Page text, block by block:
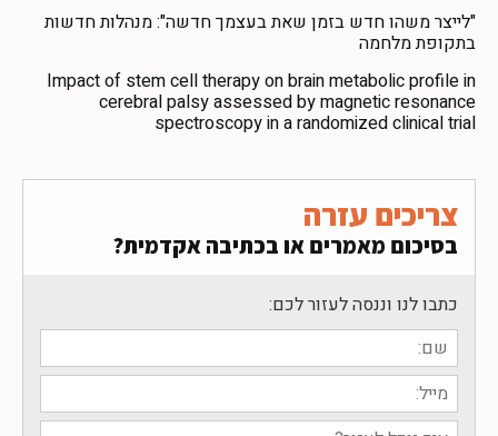
"לייצר משהו חדש בזמן שאת בעצמך חדשה": מנהלות חדשות
בתקופת מלחמה
Impact of stem cell therapy on brain metabolic profile in
cerebral palsy assessed by magnetic resonance
spectroscopy in a randomized clinical trial
צריכים עזרה
בסיכום מאמרים או בכתיבה אקדמית?
כתבו לנו וננסה לעזור לכם: